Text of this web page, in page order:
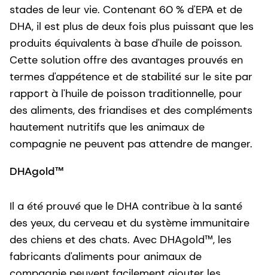
stades de leur vie. Contenant 60 % d'EPA et de
DHA, il est plus de deux fois plus puissant que les
produits équivalents à base d'huile de poisson.
Cette solution offre des avantages prouvés en
termes d'appétence et de stabilité sur le site par
rapport à l'huile de poisson traditionnelle, pour
des aliments, des friandises et des compléments
hautement nutritifs que les animaux de
compagnie ne peuvent pas attendre de manger.
DHAgold™
Il a été prouvé que le DHA contribue à la santé
des yeux, du cerveau et du système immunitaire
des chiens et des chats. Avec DHAgold™, les
fabricants d'aliments pour animaux de